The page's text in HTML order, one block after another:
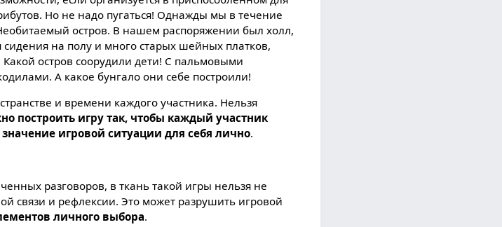
Но не надо пугаться! Однажды мы в течение
остров. В нашем распоряжении был холл,
сидения на полу и много старых шейных платков,
остров соорудили дети! С пальмовыми
А какое бунгало они себе построили!
и времени каждого участника. Нельзя
построить игру так, чтобы каждый участник
игровой ситуации для себя лично.
разговоров, в ткань такой игры нельзя не
связи и рефлексии. Это может разрушить игровой
личного выбора.